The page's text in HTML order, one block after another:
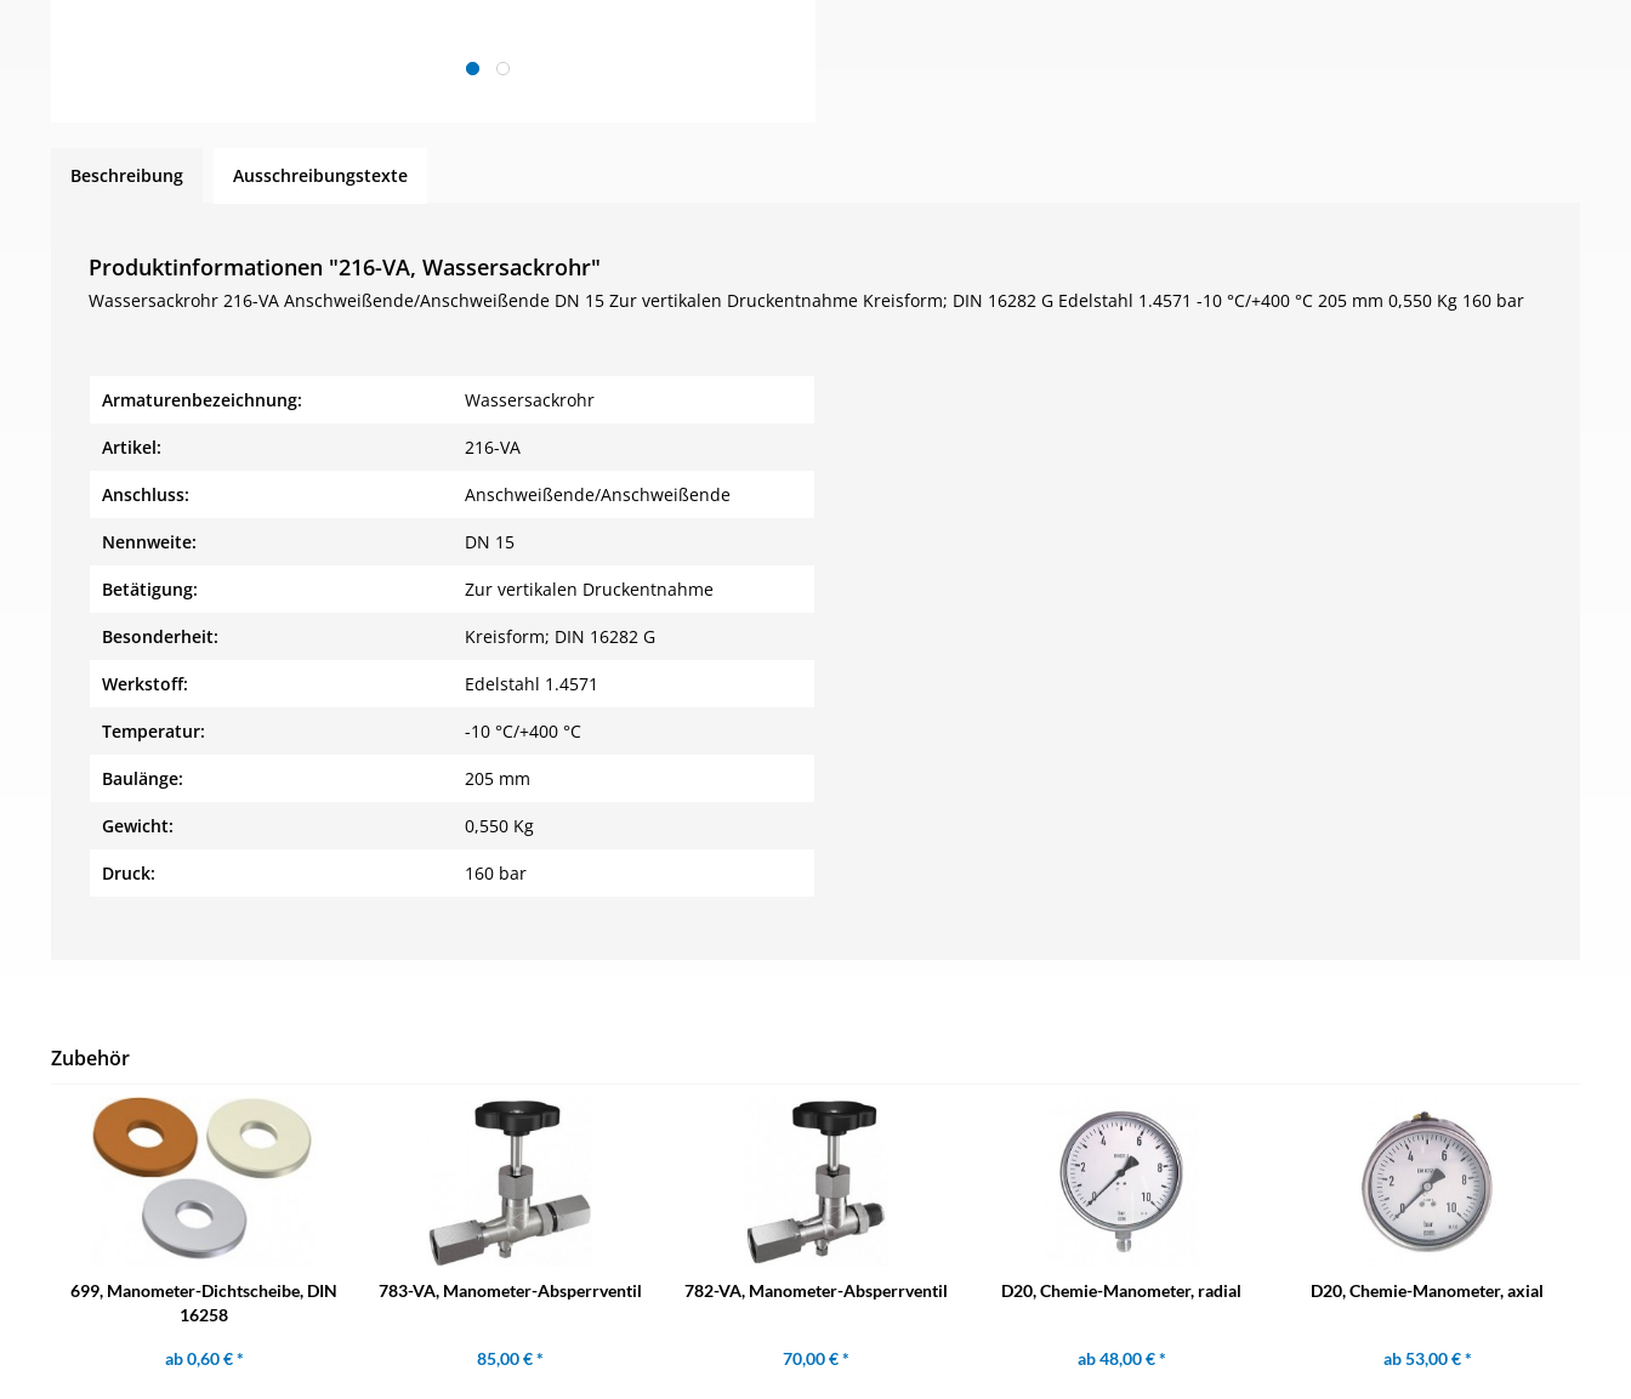
Beschreibung Ausschreibungstexte
Produktinformationen "216-VA, Wassersackrohr"
Wassersackrohr 216-VA Anschweißende/Anschweißende DN 15 Zur vertikalen Druckentnahme Kreisform; DIN 16282 G Edelstahl 1.4571 -10 °C/+400 °C 205 mm 0,550 Kg 160 bar
Armaturenbezeichnung: Wassersackrohr
Artikel: 216-VA
Anschluss: Anschweißende/Anschweißende
Nennweite: DN 15
Betätigung: Zur vertikalen Druckentnahme
Besonderheit: Kreisform; DIN 16282 G
Werkstoff: Edelstahl 1.4571
Temperatur: -10 °C/+400 °C
Baulänge: 205 mm
Gewicht: 0,550 Kg
Druck: 160 bar
Zubehör
699, Manometer-Dichtscheibe, DIN
16258
ab 0,60 € *
783-VA, Manometer-Absperrventil
85,00 € *
782-VA, Manometer-Absperrventil
70,00 € *
D20, Chemie-Manometer, radial
ab 48,00 € *
D20, Chemie-Manometer, axial
ab 53,00 € *